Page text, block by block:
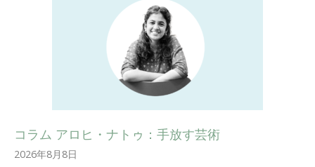
コラム アロヒ・ナトゥ：手放す芸術
2026年8月8日